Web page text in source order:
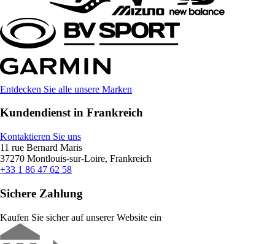
Entdecken Sie alle unsere Marken
Kundendienst in Frankreich
Kontaktieren Sie uns
11 rue Bernard Maris
37270 Montlouis-sur-Loire, Frankreich
+33 1 86 47 62 58
Sichere Zahlung
Kaufen Sie sicher auf unserer Website ein